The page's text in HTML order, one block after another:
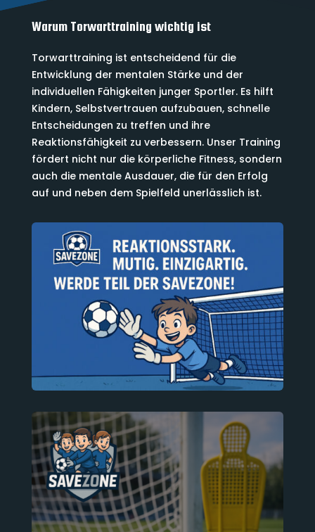
Warum Torwarttraining wichtig ist
Torwarttraining ist entscheidend für die
Entwicklung der mentalen Stärke und der
individuellen Fähigkeiten junger Sportler. Es hilft
Kindern, Selbstvertrauen aufzubauen, schnelle
Entscheidungen zu treffen und ihre
Reaktionsfähigkeit zu verbessern. Unser Training
fördert nicht nur die körperliche Fitness, sondern
auch die mentale Ausdauer, die für den Erfolg
auf und neben dem Spielfeld unerlässlich ist.